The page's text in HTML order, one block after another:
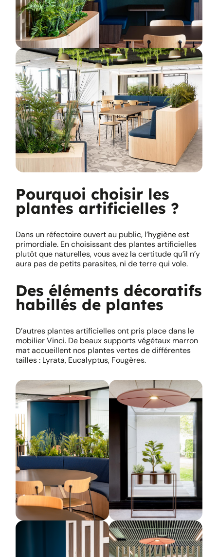
Pourquoi choisir les
plantes artificielles ?
Dans un réfectoire ouvert au public, l’hygiène est
primordiale. En choisissant des plantes artificielles
plutôt que naturelles, vous avez la certitude qu’il n’y
aura pas de petits parasites, ni de terre qui vole.
Des éléments décoratifs
habillés de plantes
D’autres plantes artificielles ont pris place dans le
mobilier Vinci. De beaux supports végétaux marron
mat accueillent nos plantes vertes de différentes
tailles : Lyrata, Eucalyptus, Fougères.